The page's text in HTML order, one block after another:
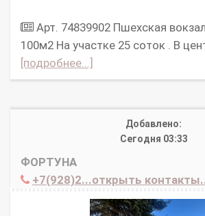
Арт. 74839902 Пшехская
100м2 Hа участке 25 сoток . B
[подробнее...]
Добавлено:
Сегодня 03:33
ФОРТУНА
+7(928)2...открыть